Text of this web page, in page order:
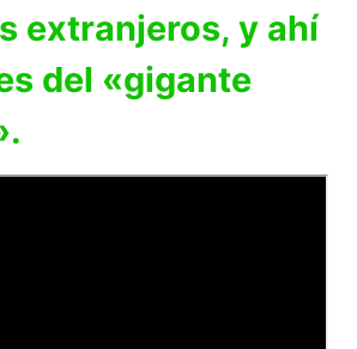
extranjeros, y ahí
del «gigante